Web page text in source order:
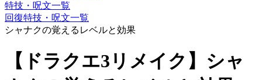
特技・呪文一覧
回復特技・呪文一覧
シャナクの覚えるレベルと効果
【ドラクエ3リメイク】シャ